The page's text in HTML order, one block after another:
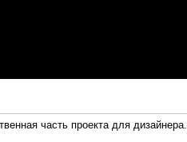
часть проекта для дизайнера.